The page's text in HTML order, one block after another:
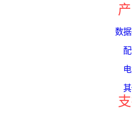
数